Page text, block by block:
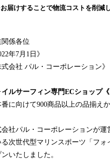
届けすることで物流コストを削減
係各位
年7月1日》
式会社 パル・コーポレーション》
イルサーフィン専門ECショップ《
番に向けて900商品以上の品揃え
会社パル・コーポレーションが
る次世代型マリンスポーツ「フ
いたしました。